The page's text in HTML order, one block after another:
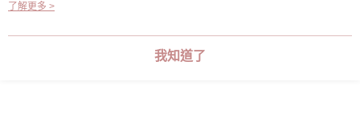
用條款之 Cookie 聲明使用 cookie。
了解更多 >
我知道了